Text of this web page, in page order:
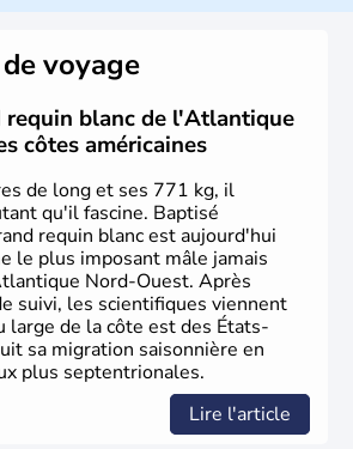
se sont succédées avant l'arrivée
à la découverte du continent par
en 1492. Les 13 colonies
la Déclaration d'indépendance
leur première constitution en 1787.
marque ensuite l'entrée dans une
intense.
voyage
requin blanc de l'Atlantique
côtes américaines
de long et ses 771 kg, il
qu'il fascine. Baptisé
requin blanc est aujourd'hui
le plus imposant mâle jamais
Nord-Ouest. Après
suivi, les scientifiques viennent
large de la côte est des États-
sa migration saisonnière en
plus septentrionales.
Lire l'article